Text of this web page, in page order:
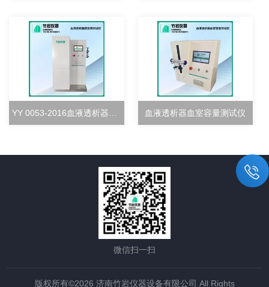
YY 0053-2016血液透析器超滤率测试仪 血液透析器血室容量测试仪
微信扫一扫
版权所有©2026 济南竹岩仪器设备有限公司 All Rights